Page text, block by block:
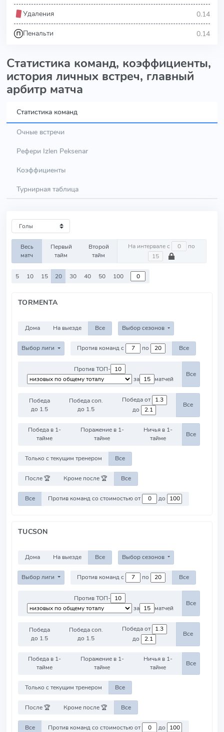
Удаления 0.14
Пенальти 0.14
Статистика команд, коэффициенты,
история личных встреч, главный
арбитр матча
Статистика команд
Очные встречи
Рефери Izlen Peksenar
Коэффициенты
Турнирная таблица
Весь
матч
Первый
тайм
Второй
тайм
На интервале с по
5 10 15 20 30 40 50 100
TORMENTA
Дома На выезде Все Выбор сезонов
Выбор лиги Против команд с по Все
Против ТОП-
за
матчей
Все
Победа
до 1.5
Победа соп.
до 1.5
Победа от
до
Все
Победа в 1-
тайме
Поражение в 1-
тайме
Ничья в 1-
тайме
Все
Только с текущим тренером Все
После 🏆 Кроме после 🏆 Все
Все Против команд со стоимостью от до
TUCSON
Дома На выезде Все Выбор сезонов
Выбор лиги Против команд с по Все
Против ТОП-
за
матчей
Все
Победа
до 1.5
Победа соп.
до 1.5
Победа от
до
Все
Победа в 1-
тайме
Поражение в 1-
тайме
Ничья в 1-
тайме
Все
Только с текущим тренером Все
После 🏆 Кроме после 🏆 Все
Все Против команд со стоимостью от до